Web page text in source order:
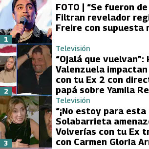
FOTO | “Se fueron
Filtran revelador
Freire con supuesta
1
Televisión
“Ojalá que vuelvan”:
Valenzuela
con tu Ex 2 con
papá sobre Yamila
2
Televisión
“¡No estoy para esta
Solabarrieta
Volverías con tu Ex
con Carmen Gloria
3